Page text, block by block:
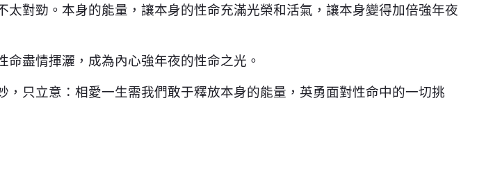
對勁。本身的能量，讓本身的性命充滿光榮和活氣，讓本身變得加倍強年夜
命盡情揮灑，成為內心強年夜的性命之光。
只立意：相愛一生需我們敢于釋放本身的能量，英勇面對性命中的一切挑